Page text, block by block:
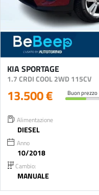
KIA SPORTAGE
1.7 CRDI COOL 2WD 115CV
13.500 € Buon prezzo
Alimentazione
DIESEL
Anno
10/2018
Cambio:
MANUALE